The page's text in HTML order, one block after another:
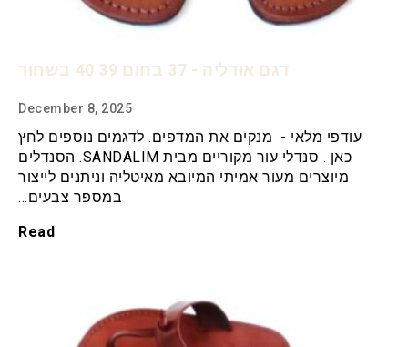
דגם אודליה - 37 בחום 39 40 בשחור
December 8, 2025
עודפי מלאי - מנקים את המדפים. לדגמים נוספים לחץ
כאן . סנדלי עור מקוריים מבית SANDALIM. הסנדלים
מיוצרים מעור אמיתי המיובא מאיטליה וניתנים לייצור
במספר צבעים…
Read